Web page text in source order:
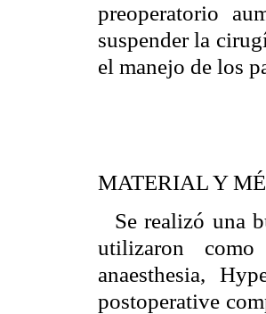
preoperatorio
suspender la
el manejo de los
MATERIAL Y
Se realizó una
utilizaron
anaesthesia,
postoperative